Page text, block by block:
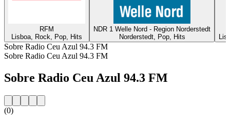
RFM
Lisboa, Rock, Pop, Hits
NDR 1 Welle Nord - Region Norderstedt
Norderstedt, Pop, Hits
Sobre Radio Ceu Azul 94.3 FM
Sobre Radio Ceu Azul 94.3 FM
Sobre Radio Ceu Azul 94.3 FM
(0)